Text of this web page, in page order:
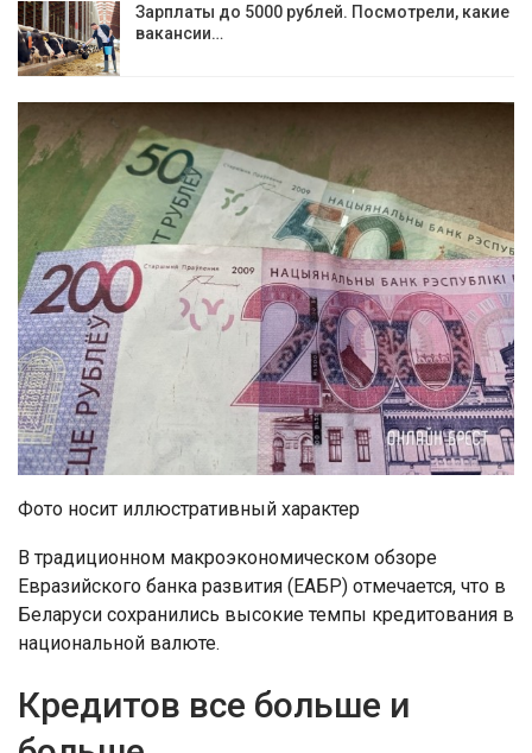
Зарплаты до 5000 рублей. Посмотрели, какие
вакансии…
Фото носит иллюстративный характер
В традиционном макроэкономическом обзоре
Евразийского банка развития (ЕАБР) отмечается, что в
Беларуси сохранились высокие темпы кредитования в
национальной валюте.
Кредитов все больше и